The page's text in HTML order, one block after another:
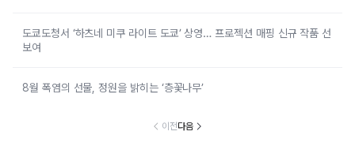
도쿄도청서 ‘하츠네 미쿠 라이트 도쿄’ 상영… 프로젝션 매핑 신규 작품 선
보여
8월 폭염의 선물, 정원을 밝히는 ‘층꽃나무’
이전다음